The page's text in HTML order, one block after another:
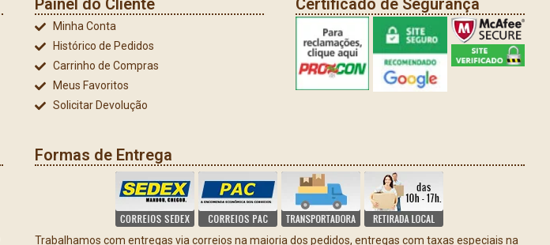
Painel do Cliente
Minha Conta
Histórico de Pedidos
Carrinho de Compras
Meus Favoritos
Solicitar Devolução
Certificado de Segurança
Formas de Entrega
Trabalhamos com entregas via correios na maioria dos pedidos, entregas com taxas especiais na